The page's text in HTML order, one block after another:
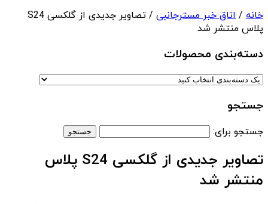
خانه / اتاق خبر مسترجانبی
/ تصاویر جدیدی از گلکسی S24
پلاس منتشر شد
دسته‌بندی‌ محصولات
جستجو
جستجو برای:
تصاویر جدیدی از گلکسی S24 پلاس
منتشر شد